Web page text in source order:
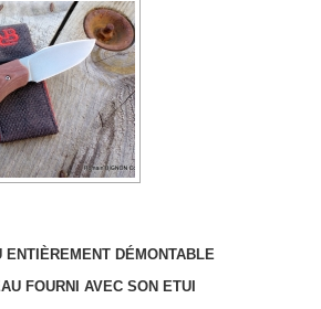
ENTIÈREMENT DÉMONTABLE
FOURNI AVEC SON ETUI